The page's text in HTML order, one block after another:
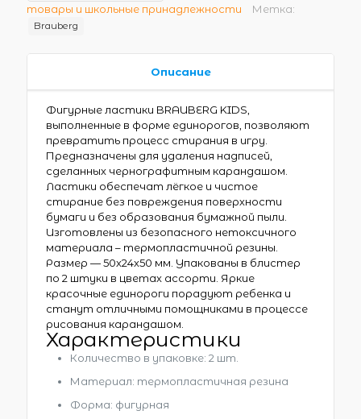
товары и школьные принадлежности
Метка:
Brauberg
Описание
Фигурные ластики BRAUBERG KIDS,
выполненные в форме единорогов, позволяют
превратить процесс стирания в игру.
Предназначены для удаления надписей,
сделанных чернографитным карандашом.
Ластики обеспечат лёгкое и чистое
стирание без повреждения поверхности
бумаги и без образования бумажной пыли.
Изготовлены из безопасного нетоксичного
материала – термопластичной резины.
Размер — 50х24х50 мм. Упакованы в блистер
по 2 штуки в цветах ассорти. Яркие
красочные единороги порадуют ребенка и
станут отличными помощниками в процессе
рисования карандашом.
Характеристики
Количество в упаковке: 2 шт.
Материал: термопластичная резина
Форма: фигурная